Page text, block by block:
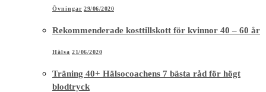
Övningar 29/06/2020
Rekommenderade kosttillskott för kvinnor 40 – 60 år
Hälsa 21/06/2020
Träning 40+ Hälsocoachens 7 bästa råd för högt
blodtryck